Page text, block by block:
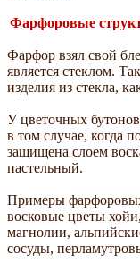
Фарфоровые
Фарфор взял свой
является стеклом.
изделия из стекла,
У цветочных
в том случае, когда
защищена слоем
пастельный.
Примеры
восковые цветы
магнолии,
сосуды,